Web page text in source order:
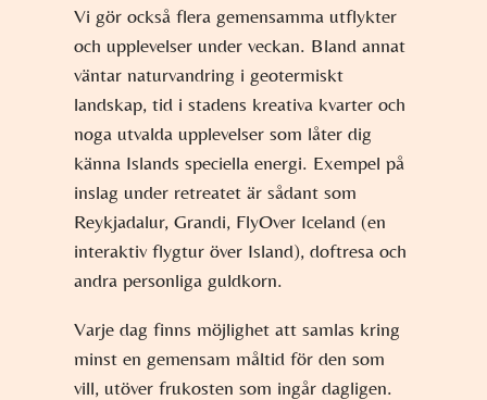
Vi gör också flera gemensamma utflykter
och upplevelser under veckan. Bland annat
väntar naturvandring i geotermiskt
landskap, tid i stadens kreativa kvarter och
noga utvalda upplevelser som låter dig
känna Islands speciella energi. Exempel på
inslag under retreatet är sådant som
Reykjadalur, Grandi, FlyOver Iceland (en
interaktiv flygtur över Island), doftresa och
andra personliga guldkorn.
Varje dag finns möjlighet att samlas kring
minst en gemensam måltid för den som
vill, utöver frukosten som ingår dagligen.